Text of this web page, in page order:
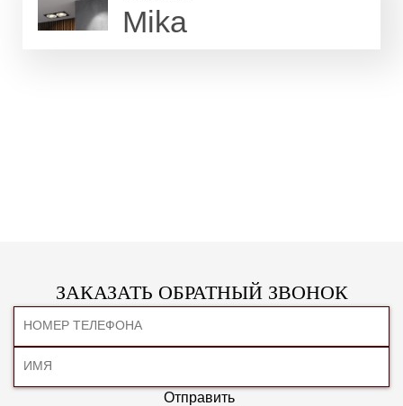
Mika
ЗАКАЗАТЬ ОБРАТНЫЙ ЗВОНОК
Отправить